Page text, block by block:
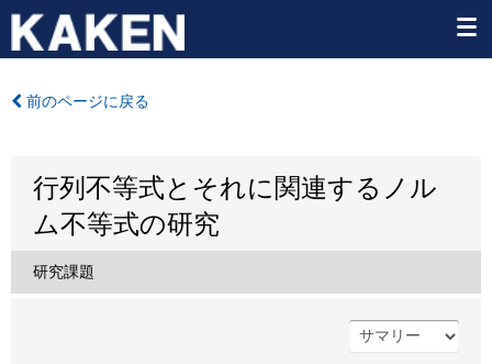
前のページに戻る
行列不等式とそれに関連するノル
ム不等式の研究
研究課題